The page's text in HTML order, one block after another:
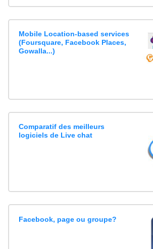
Mobile Location-based services
(Foursquare, Facebook Places,
Gowalla...)
Comparatif des meilleurs
logiciels de Live chat
Facebook, page ou groupe?